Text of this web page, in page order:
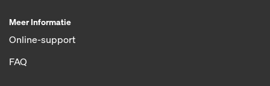
Meer Informatie
Online-support
FAQ